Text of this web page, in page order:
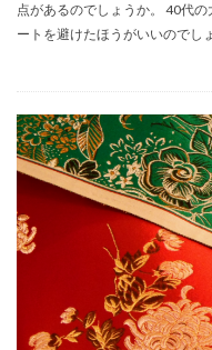
点があるのでしょうか。 40代
ートを避けたほうがいいのでし